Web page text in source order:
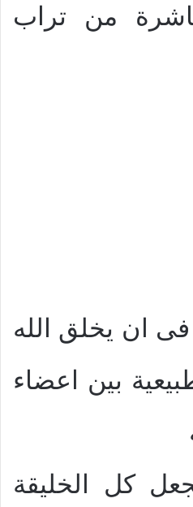
من تراب
ان يخلق الله
بين اعضاء
كل الخليقة